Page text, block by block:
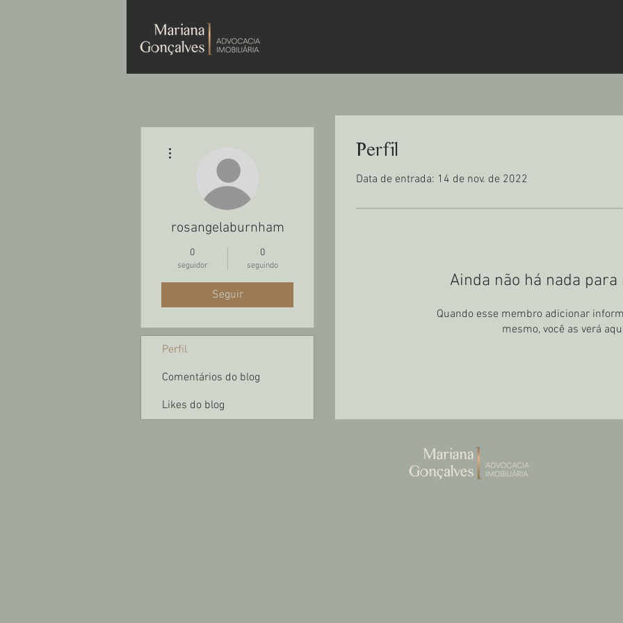
Perfil
Data de entrada: 14 de nov. de 2022
Ainda não há nada
Quando esse membro adicionar
mesmo, você as verá
rosangelaburnham
0
seguidor
0
seguindo
Seguir
Perfil
Comentários do blog
Likes do blog